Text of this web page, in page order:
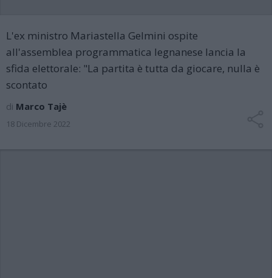
L'ex ministro Mariastella Gelmini ospite
all'assemblea programmatica legnanese lancia la
sfida elettorale: "La partita è tutta da giocare, nulla è
scontato
di Marco Tajè
18 Dicembre 2022